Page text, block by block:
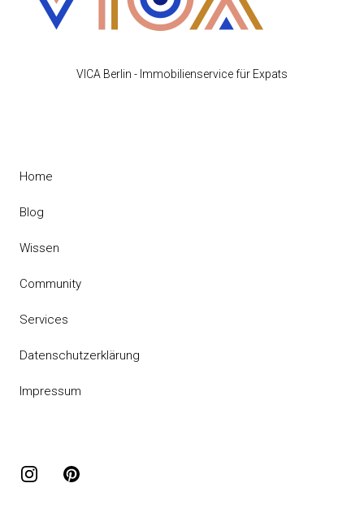
VICA Berlin - Immobilienservice für Expats
Home
Blog
Wissen
Community
Services
Datenschutzerklärung
Impressum
InstagramPinterest